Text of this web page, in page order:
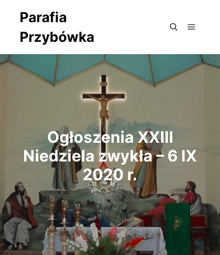
Parafia
Przybówka
Ogłoszenia XXIII
Niedziela zwykła – 6 IX
2020 r.